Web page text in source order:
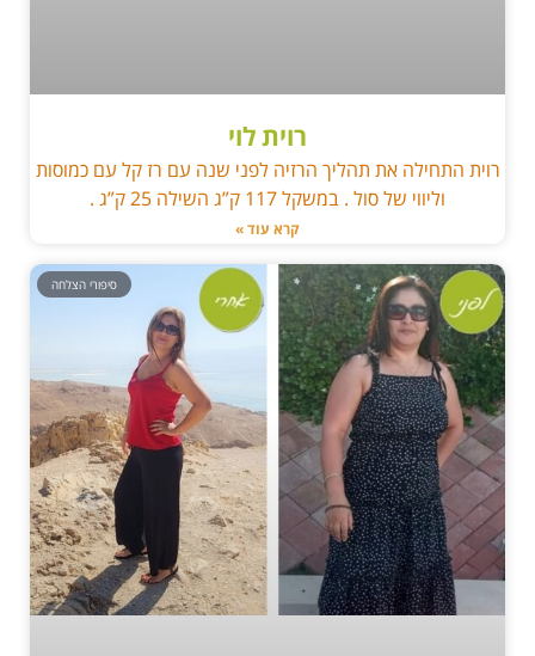
רוית לוי
רוית התחילה את תהליך הרזיה לפני שנה עם רז קל עם כמוסות
וליווי של סול . במשקל 117 ק”ג השילה 25 ק”ג .
קרא עוד »
סיפורי הצלחה